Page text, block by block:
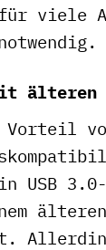
viele
älteren
USB